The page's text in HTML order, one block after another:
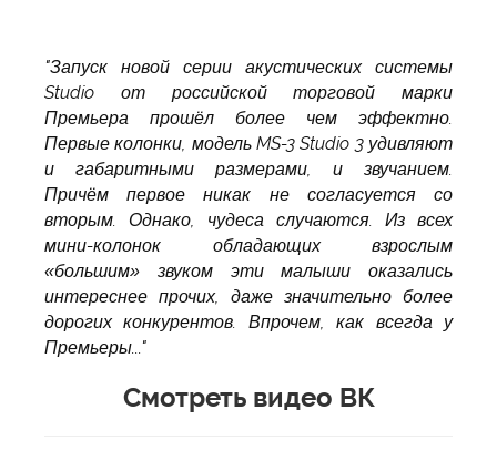
"Запуск новой серии акустических системы
Studio от российской торговой марки
Премьера прошёл более чем эффектно.
Первые колонки, модель MS-3 Studio 3 удивляют
и габаритными размерами, и звучанием.
Причём первое никак не согласуется со
вторым. Однако, чудеса случаются. Из всех
мини-колонок обладающих взрослым
«большим» звуком эти малыши оказались
интереснее прочих, даже значительно более
дорогих конкурентов. Впрочем, как всегда у
Премьеры..."
Смотреть видео ВК